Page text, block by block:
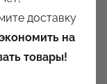
доставку
на
товары!